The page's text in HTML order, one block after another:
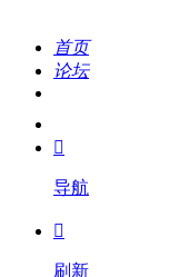
首页
论坛
我的

导航

刷新